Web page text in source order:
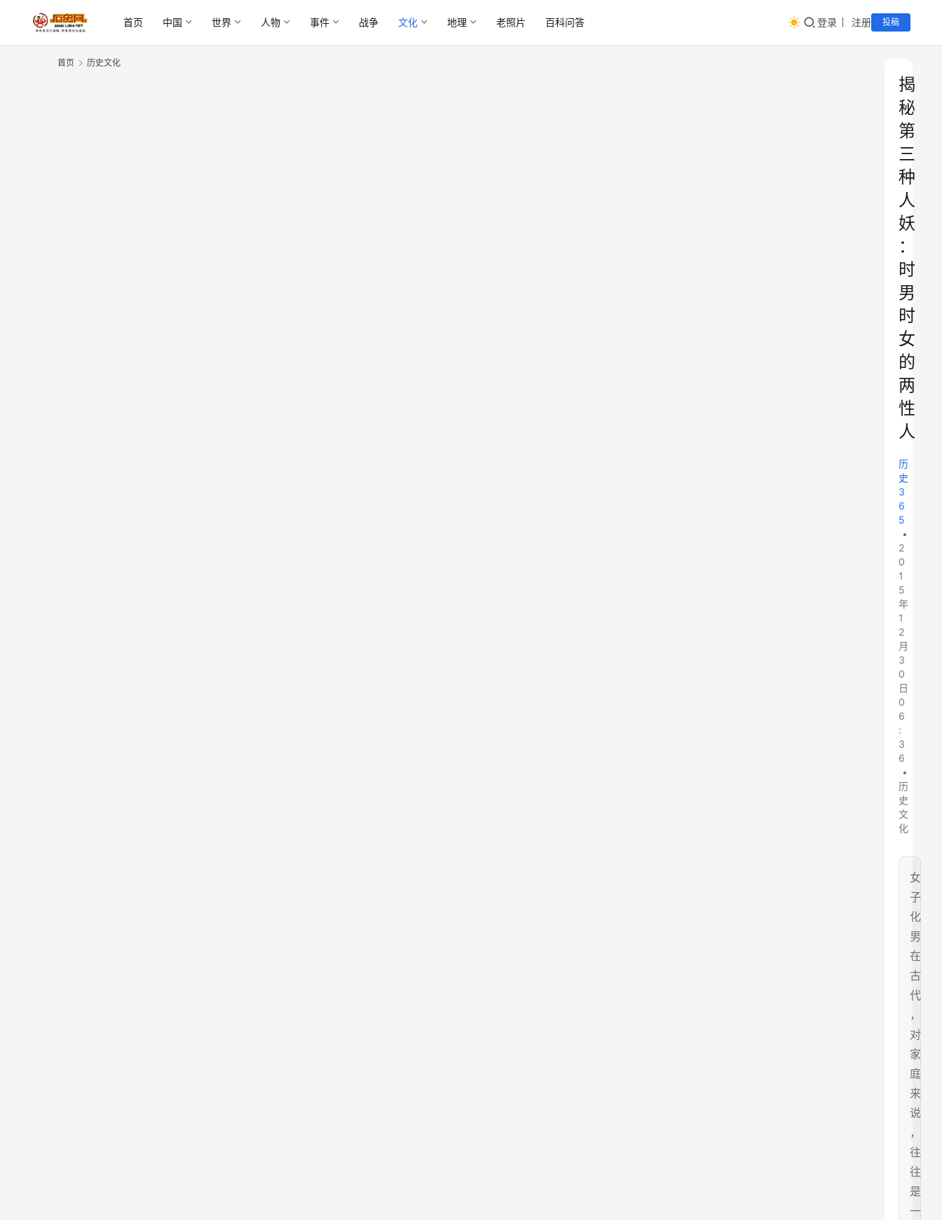
首页 中国 世界 人物 事件 战争 文化 地理 老照片 百科问答 登录 注册 投稿
首页 历史文化
揭
秘
第
三
种
人
妖
：
时
男
时
女
的
两
性
人
历
史
3
6
5
•
2
0
1
5
年
1
2
月
3
0
日
0
6
:
3
6
•
历
史
文
化
女
子
化
男
在
古
代
，
对
家
庭
来
说
，
往
往
是
一